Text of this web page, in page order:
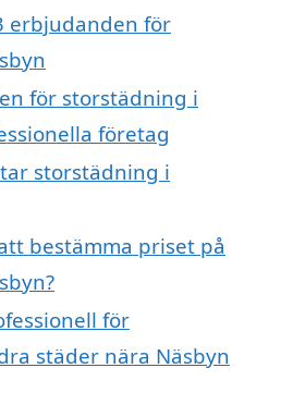
erbjudanden för
för storstädning i
företag
storstädning i
bestämma priset på
för
städer nära Näsbyn